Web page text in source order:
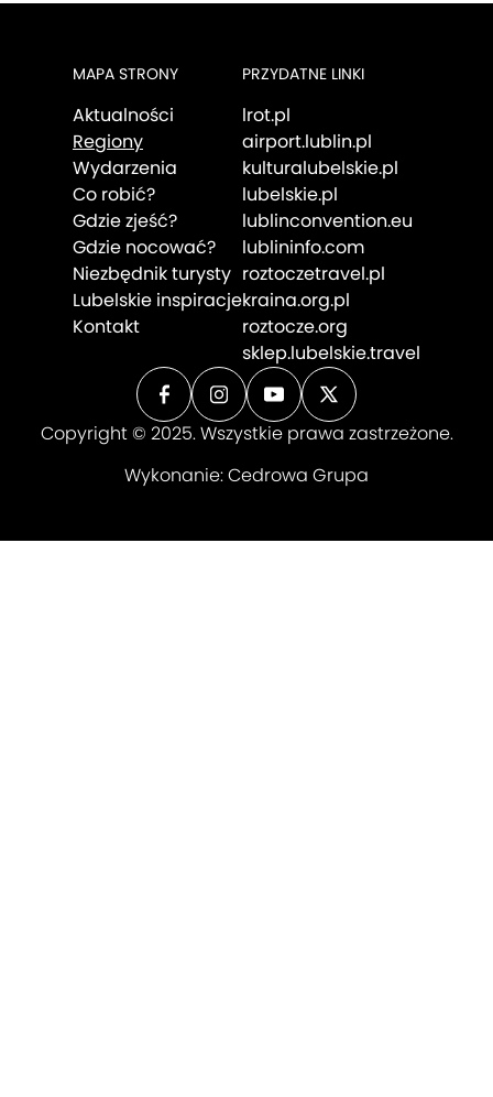
MAPA STRONY
Aktualności
Regiony
Wydarzenia
Co robić?
Gdzie zjeść?
Gdzie nocować?
Niezbędnik turysty
Lubelskie inspiracje
Kontakt
PRZYDATNE LINKI
lrot.pl
airport.lublin.pl
kulturalubelskie.pl
lubelskie.pl
lublinconvention.eu
lublininfo.com
roztoczetravel.pl
kraina.org.pl
roztocze.org
sklep.lubelskie.travel
Copyright © 2025. Wszystkie prawa zastrzeżone.
Wykonanie: Cedrowa Grupa